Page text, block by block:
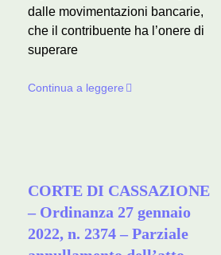
dalle movimentazioni bancarie,
che il contribuente ha l’onere di
superare
Continua a leggere
CORTE DI CASSAZIONE
– Ordinanza 27 gennaio
2022, n. 2374 – Parziale